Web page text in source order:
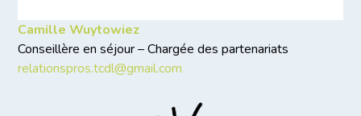
Camille Wuytowiez
Conseillère en séjour – Chargée des partenariats
relationspros.tcdl@gmail.com